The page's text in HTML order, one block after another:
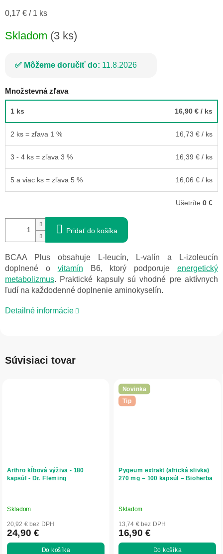
Jednotková
0,17 € / 1 ks
Skladom (3 ks)
Môžeme doručiť do: 11.8.2026
Množstevná zľava
1 ks 16,90 € / ks
2 ks = zľava 1 % 16,73 € / ks
3 - 4 ks = zľava 3 % 16,39 € / ks
5 a viac ks = zľava 5 % 16,06 € / ks
Ušetríte 0 €
Pridať do košíka
BCAA Plus obsahuje L-leucín, L-valín a L-izoleucín
doplnené o vitamín B6, ktorý podporujeenergetický
metabolizmus. Praktické kapsuly sú vhodné pre aktívnych
ľudí na každodenné doplnenie aminokyselín.
Detailné informácie
Súvisiaci tovar
Arthro kĺbová výživa - 180
kapsúl - Dr. Fleming
Skladom
20,92 € bez DPH
24,90 €
Do košíka
Novinka
Tip
Pygeum extrakt (africká slivka)
270 mg – 100 kapsúl – Bioherba
Skladom
13,74 € bez DPH
16,90 €
Do košíka